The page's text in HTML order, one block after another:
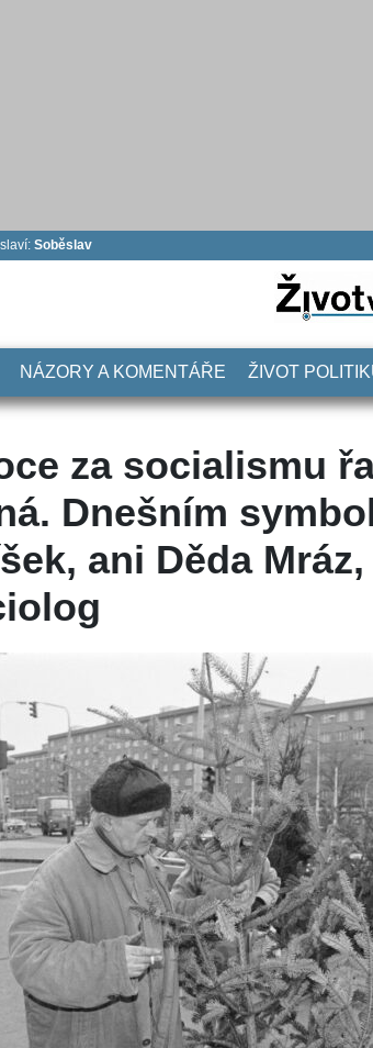
Soběslav
NÁZORY A KOMENTÁŘE ŽIVOT
za socialismu
Dnešním
ani Děda